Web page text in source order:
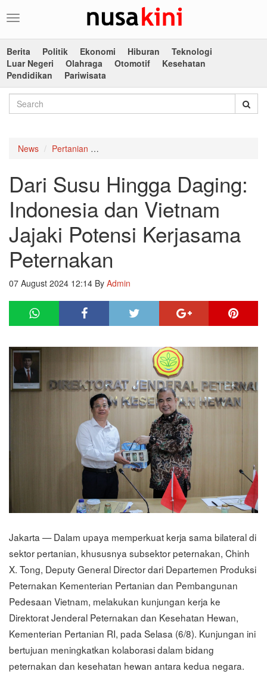
Toggle
Berita
Politik Ekonomi Hiburan
Teknologi
Luar Negeri
Olahraga Otomotif
Kesehatan
Pendidikan
Pariwisata
News Pertanian
Dari Susu Hingga Daging:
Indonesia dan Vietnam
Jajaki Potensi Kerjasama
Peternakan
07 August 2024 12:14 By Admin
Jakarta — Dalam upaya memperkuat kerja sama bilateral di
sektor pertanian, khususnya subsektor peternakan, Chinh
X. Tong, Deputy General Director dari Departemen Produksi
Peternakan Kementerian Pertanian dan Pembangunan
Pedesaan Vietnam, melakukan kunjungan kerja ke
Direktorat Jenderal Peternakan dan Kesehatan Hewan,
Kementerian Pertanian RI, pada Selasa (6/8). Kunjungan ini
bertujuan meningkatkan kolaborasi dalam bidang
peternakan dan kesehatan hewan antara kedua negara.